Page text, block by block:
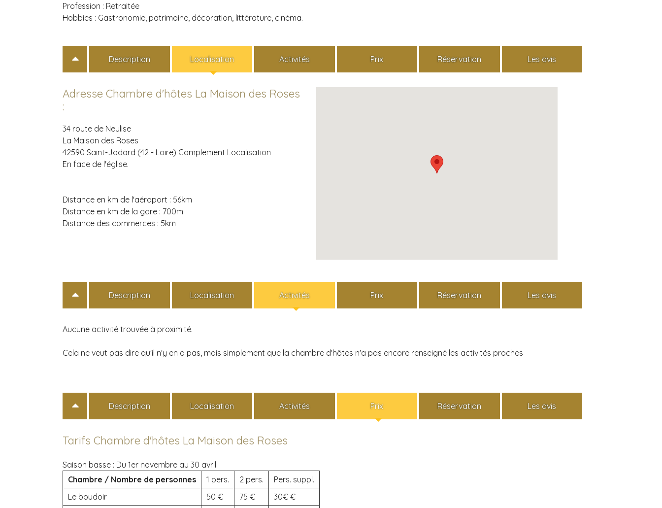
Profession : Retraitée
Hobbies : Gastronomie, patrimoine, décoration, littérature, cinéma.
Description Localisation Activités Prix Réservation Les avis
Adresse Chambre d'hôtes La Maison des Roses
:
34 route de Neulise
La Maison des Roses
42590 Saint-Jodard (42 - Loire) Complement Localisation
En face de l'église.
Distance en km de l'aéroport : 56km
Distance en km de la gare : 700m
Distance des commerces : 5km
Description Localisation Activités Prix Réservation Les avis
Aucune activité trouvée à proximité.
Cela ne veut pas dire qu'il n'y en a pas, mais simplement que la chambre d'hôtes n'a pas encore renseigné les activités proches
Description Localisation Activités Prix Réservation Les avis
Tarifs Chambre d'hôtes La Maison des Roses
Saison basse : Du 1er novembre au 30 avril
Chambre / Nombre de personnes
1 pers. 2 pers.
Pers. suppl.
Le boudoir
50 75
30€